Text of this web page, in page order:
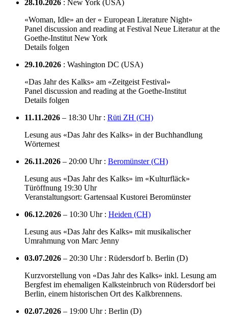
28.10.2026 : New York (USA)
«Woman, Idle» an der « European Literature Night»
Panel discussion and reading at Festival Neue Literatur at the
Goethe-Institut New York
Details folgen
29.10.2026 : Washington DC (USA)
«Das Jahr des Kalks» am «Zeitgeist Festival»
Panel discussion and reading at the Goethe-Institut
Details folgen
11.11.2026 – 18:30 Uhr : Rüti ZH (CH)
Lesung aus «Das Jahr des Kalks» in der Buchhandlung
Wörternest
26.11.2026 – 20:00 Uhr : Beromünster (CH)
Lesung aus «Das Jahr des Kalks» im «Kulturfläck»
Türöffnung 19:30 Uhr
Veranstaltungsort: Gartensaal Kustorei Beromünster
06.12.2026 – 10:30 Uhr : Heiden (CH)
Lesung aus «Das Jahr des Kalks» mit musikalischer
Umrahmung von Marc Jenny
03.07.2026 – 20:30 Uhr : Rüdersdorf b. Berlin (D)
Kurzvorstellung von «Das Jahr des Kalks» inkl. Lesung am
Bergfest im ehemaligen Kalksteinbruch von Rüdersdorf bei
Berlin, einem historischen Ort des Kalkbrennens.
02.07.2026 – 19:00 Uhr : Berlin (D)